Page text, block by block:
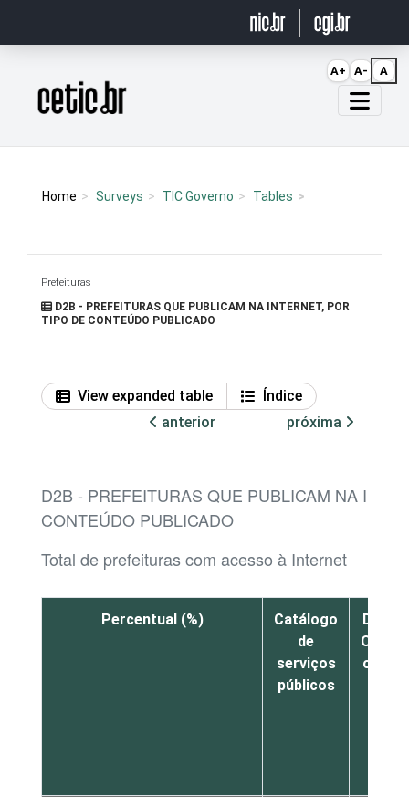
Página inicial
Home Surveys TIC Governo Tables
Prefeituras
D2B - PREFEITURAS QUE PUBLICAM NA INTERNET, POR
TIPO DE CONTEÚDO PUBLICADO
View expanded table
Índice
anterior
próxima
D2B - PREFEITURAS QUE PUBLICAM NA
CONTEÚDO PUBLICADO
Total de prefeituras com acesso à Internet
Percentual (%)
Catálogo
de
serviços
públicos
Diário
Oficial
online
A+ A- A